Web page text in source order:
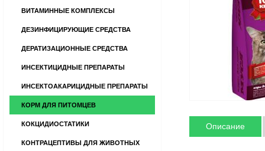
Описание
ВИТАМИННЫЕ КОМПЛЕКСЫ
ДЕЗИНФИЦИРУЮЩИЕ СРЕДСТВА
ДЕРАТИЗАЦИОННЫЕ СРЕДСТВА
ИНСЕКТИЦИДНЫЕ ПРЕПАРАТЫ
ИНСЕКТОАКАРИЦИДНЫЕ ПРЕПАРАТЫ
КОРМ ДЛЯ ПИТОМЦЕВ
КОКЦИДИОСТАТИКИ
КОНТРАЦЕПТИВЫ ДЛЯ ЖИВОТНЫХ